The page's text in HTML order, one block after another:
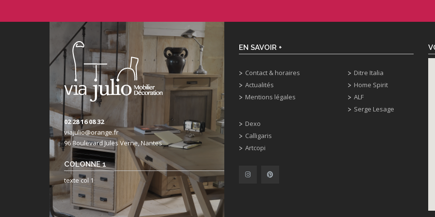
02 28 16 08 32
viajulio@orange.fr
96 Boulevard Jules Verne, Nantes
COLONNE 1
texte col 1
EN SAVOIR +
Contact & horaires
Actualités
Mentions légales
Dexo
Calligaris
Artcopi
Ditre Italia
Home Spirit
ALF
Serge Lesage